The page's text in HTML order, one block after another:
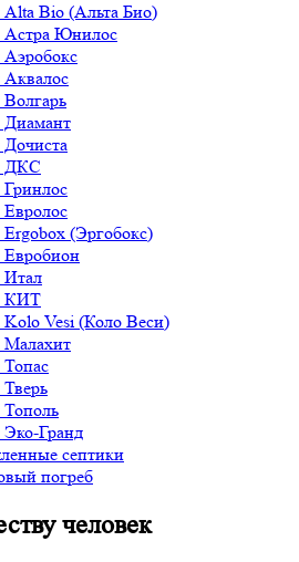
Bio (Альта Био)
Астра Юнилос
ДКС
(Эргобокс)
Итал
КИТ
Vesi (Коло Веси)
Гранд
септики
погреб
человек